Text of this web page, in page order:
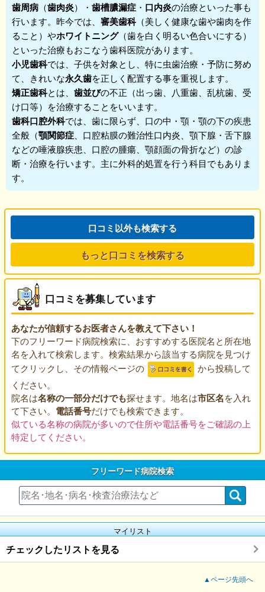
歯周病 （歯肉炎）・ 歯槽膿漏症 ・ 口内炎の治療といった事も
行います。昨今では、 審美歯科（美しく健康な歯や歯肉を作
ること）やホワイトニング（歯を白く明るい色合いにする）
といった治療もおこなう歯科医院があります。
小児歯科では、子供を対象とし、特に虫歯治療・予防に努め
て、きれいな永久歯を正しく配置する事を重視します。
矯正歯科とは、 歯並びの不正（出っ歯、八重歯、乱杭歯、受
け口等）を治療することをいいます。
歯科口腔外科では、歯に限らず、口の中・顎・顎の下の疾患
全般（顎関節症 、口腔粘膜の難治性口内炎、顎下腺・舌下腺
などの唾液腺疾患、口腔の腫瘍、顎顔面の骨折など）の診
断・治療を行います。主に外科的処置を行う科目でもありま
す。
口コミ以外も検索する
もっと口コミを検索する
口コミを募集しています
あなたが信頼するお医者さんを教えて下さい！
下のフリーワード病院検索に、おすすめする医院名と所在地
名を入れて検索します。検索結果から該当する病院を見つけ
てクリックし、その情報ページの
から投稿して
ください。
院名は名称の一部分だけでも探せます。地名は市区名を入れ
て下さい。 電話番号だけでも検索できます。
似ている名称の病院が多いので住所や電話番号をご確認の上
特定してください。
フリーワード病院検索
マイリスト
チェックしたリストを見る
▲ページ先頭へ